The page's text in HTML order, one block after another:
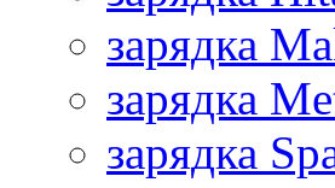
зарядка
зарядка
зарядка